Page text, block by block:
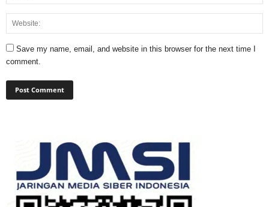
Save my name, email, and website in this browser for the next time I
comment.